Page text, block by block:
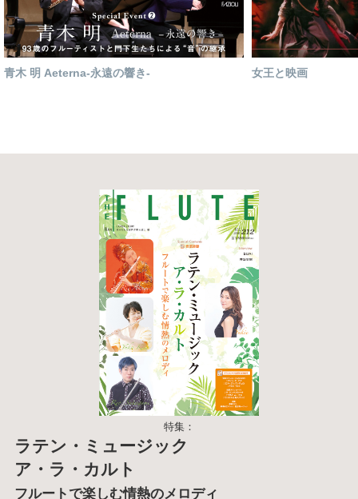
青木 明 Aeterna-永遠の響き- 女王と映画
特集：
ラテン・ミュージック
ア・ラ・カルト
フルートで楽しむ情熱のメロディ